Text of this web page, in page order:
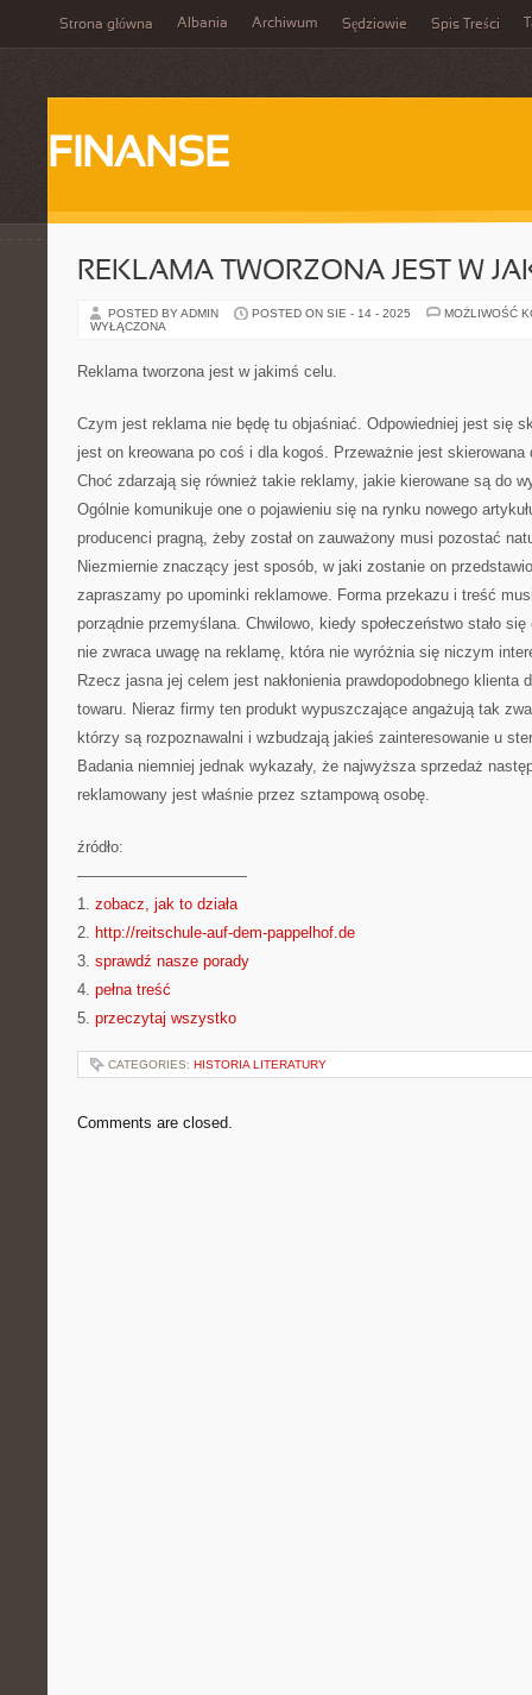
Strona główna Albania Archiwum Sędziowie Spis Treści
FINANSE
REKLAMA TWORZONA JEST W
POSTED BY ADMIN POSTED ON SIE - 14 - 2025
MOŻLIWOŚĆ
WYŁĄCZONA
Reklama tworzona jest w jakimś celu.
Czym jest reklama nie będę tu objaśniać. Odpowiedniej jest się
jest on kreowana po coś i dla kogoś. Przeważnie jest skierowana
Choć zdarzają się również takie reklamy, jakie kierowane są do
Ogólnie komunikuje one o pojawieniu się na rynku nowego
producenci pragną, żeby został on zauważony musi pozostać
Niezmiernie znaczący jest sposób, w jaki zostanie on
zapraszamy po upominki reklamowe. Forma przekazu i treść
porządnie przemyślana. Chwilowo, kiedy społeczeństwo stało
nie zwraca uwagę na reklamę, która nie wyróżnia się niczym
Rzecz jasna jej celem jest nakłonienia prawdopodobnego klienta
towaru. Nieraz firmy ten produkt wypuszczające angażują tak
którzy są rozpoznawalni i wzbudzają jakieś zainteresowanie u
Badania niemniej jednak wykazały, że najwyższa sprzedaż
reklamowany jest właśnie przez sztampową osobę.
źródło:
———————————
1. zobacz, jak to działa
2. http://reitschule-auf-dem-pappelhof.de
3. sprawdź nasze porady
4. pełna treść
5. przeczytaj wszystko
CATEGORIES: HISTORIA LITERATURY
Comments are closed.